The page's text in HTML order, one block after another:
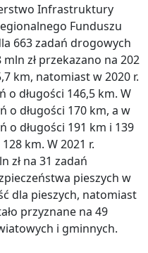
Infrastruktury
Funduszu
663 zadań drogowych
zł przekazano na 202
km, natomiast w 2020 r.
o długości 146,5 km. W
o długości 170 km, a w
o długości 191 km i 139
km. W 2021 r.
zł na 31 zadań
pieszych w
dla pieszych, natomiast
przyznane na 49
i gminnych.